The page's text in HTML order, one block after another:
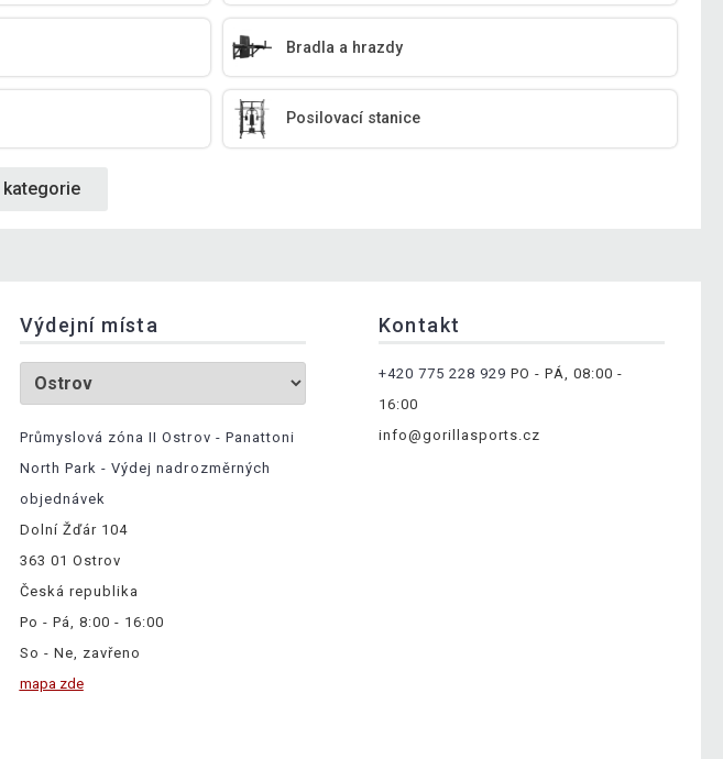
Bradla a hrazdy
Posilovací stanice
Výdejní místa
Průmyslová zóna II Ostrov - Panattoni
North Park - Výdej nadrozměrných
objednávek
Dolní Žďár 104
363 01 Ostrov
Česká republika
Po - Pá, 8:00 - 16:00
So - Ne, zavřeno
mapa zde
Kontakt
+420 775 228 929 PO - PÁ, 08:00 -
16:00
info@gorillasports.cz